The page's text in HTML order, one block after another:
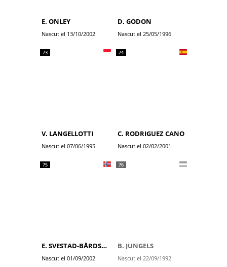
E. ONLEY
Nascut el 13/10/2002
D. GODON
Nascut el 25/05/1996
73
V. LANGELLOTTI
Nascut el 07/06/1995
74
C. RODRIGUEZ CANO
Nascut el 02/02/2001
75
E. SVESTAD-BÅRDSENG
Nascut el 01/09/2002
76
B. JUNGELS
Nascut el 22/09/1992